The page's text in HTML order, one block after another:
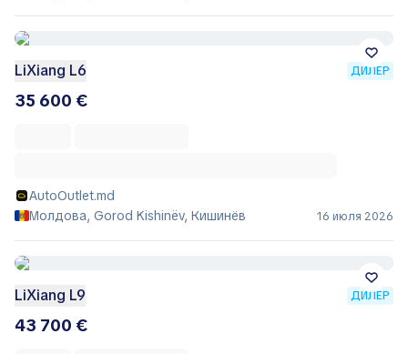
LiXiang L6 ДИЛЕР
35 600 €
AutoOutlet.md
Молдова, Gorod Kishinëv, Кишинёв
16 июля 2026
LiXiang L9 ДИЛЕР
43 700 €